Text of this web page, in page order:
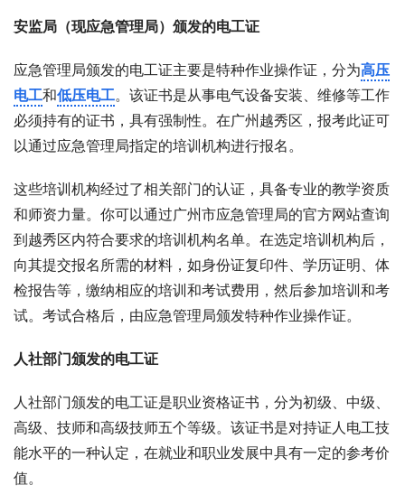
安监局（现应急管理局）颁发的电工证
应急管理局颁发的电工证主要是特种作业操作证，分为高压
电工和低压电工。该证书是从事电气设备安装、维修等工作
必须持有的证书，具有强制性。在广州越秀区，报考此证可
以通过应急管理局指定的培训机构进行报名。
这些培训机构经过了相关部门的认证，具备专业的教学资质
和师资力量。你可以通过广州市应急管理局的官方网站查询
到越秀区内符合要求的培训机构名单。在选定培训机构后，
向其提交报名所需的材料，如身份证复印件、学历证明、体
检报告等，缴纳相应的培训和考试费用，然后参加培训和考
试。考试合格后，由应急管理局颁发特种作业操作证。
人社部门颁发的电工证
人社部门颁发的电工证是职业资格证书，分为初级、中级、
高级、技师和高级技师五个等级。该证书是对持证人电工技
能水平的一种认定，在就业和职业发展中具有一定的参考价
值。